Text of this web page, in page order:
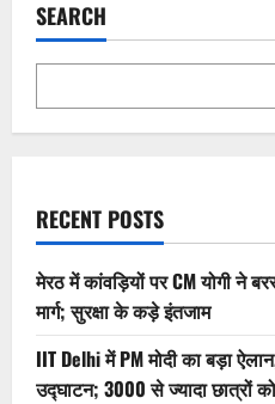
SEARCH
RECENT POSTS
मेरठ में कांवड़ियों पर CM योगी ने
मार्ग; सुरक्षा के कड़े इंतजाम
IIT Delhi में PM मोदी का बड़ा
उद्घाटन; 3000 से ज्यादा छात्रों को